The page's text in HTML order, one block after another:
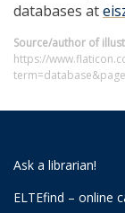
databases at
Source/author of
https://
Ask a librarian!
ELTEfind – online